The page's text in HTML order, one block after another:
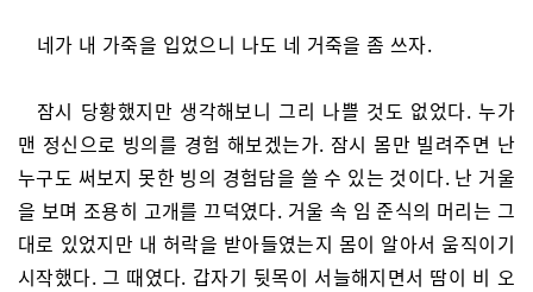
네가 내 가죽을 입었으니 나도 네 거죽을 좀 쓰자.
잠시 당황했지만 생각해보니 그리 나쁠 것도 없었다. 누가
맨 정신으로 빙의를 경험 해보겠는가. 잠시 몸만 빌려주면 난
누구도 써보지 못한 빙의 경험담을 쓸 수 있는 것이다. 난 거울
을 보며 조용히 고개를 끄덕였다. 거울 속 임 준식의 머리는 그
대로 있었지만 내 허락을 받아들였는지 몸이 알아서 움직이기
시작했다. 그 때였다. 갑자기 뒷목이 서늘해지면서 땀이 비 오